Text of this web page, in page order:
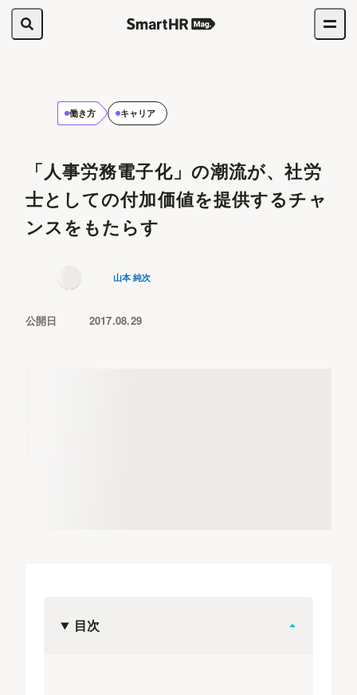
働き方 キャリア
「人事労務電子化」の潮流が、社労
士としての付加価値を提供するチャ
ンスをもたらす
山本 純次
公開日 2017.08.29
目次